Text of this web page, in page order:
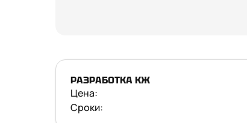
РАЗРАБОТКА КЖ
Цена:
Сроки: